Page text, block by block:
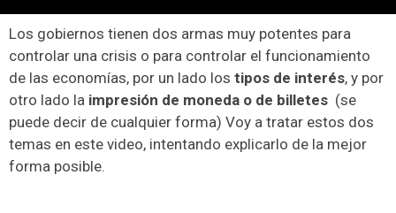
Los gobiernos tienen dos armas muy potentes para
controlar una crisis o para controlar el funcionamiento
de las economías, por un lado los tipos de interés, y por
otro lado la impresión de moneda o de billetes (se
puede decir de cualquier forma) Voy a tratar estos dos
temas en este video, intentando explicarlo de la mejor
forma posible.